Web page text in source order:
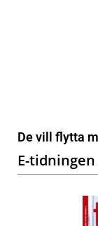
De vill flytta
E-